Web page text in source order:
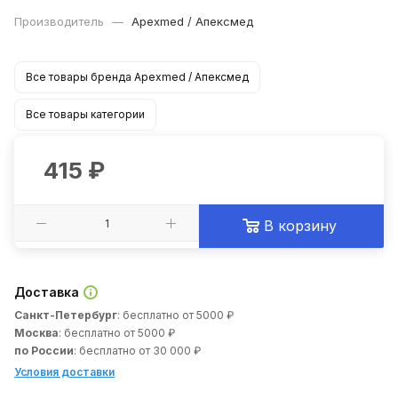
Производитель — Apexmed / Апексмед
Все товары бренда Apexmed / Апексмед
Все товары категории
415 ₽
В корзину
Доставка
Санкт-Петербург: бесплатно от 5000 ₽
Москва: бесплатно от 5000 ₽
по России: бесплатно от 30 000 ₽
Условия доставки